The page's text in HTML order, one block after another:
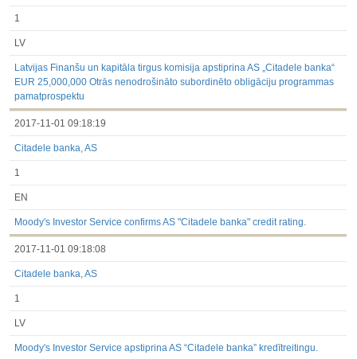
1
LV
Latvijas Finanšu un kapitāla tirgus komisija apstiprina AS „Citadele banka“
EUR 25,000,000 Otrās nenodrošināto subordinēto obligāciju programmas
pamatprospektu
2017-11-01 09:18:19
Citadele banka, AS
1
EN
Moody's Investor Service confirms AS "Citadele banka" credit rating.
2017-11-01 09:18:08
Citadele banka, AS
1
LV
Moody's Investor Service apstiprina AS “Citadele banka” kredītreitingu.